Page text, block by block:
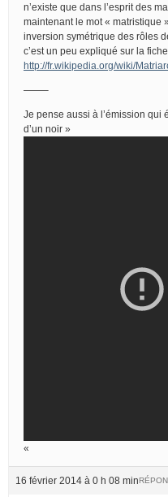
n’existe que dans l’esprit des
maintenant le mot « matristique
inversion symétrique des rôles
c’est un peu expliqué sur la
http://fr.wikipedia.org/wiki/
——–
Je pense aussi à l’émission qui
d’un noir »
«
16 février 2014 à 0 h 08 min